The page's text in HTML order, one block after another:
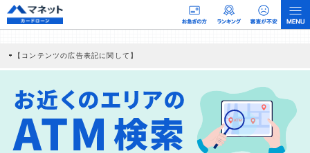
【コンテンツの広告表記に関して】
社に対して企業から紹介報酬が支払われるという収益モデルです。 ただし、特定の
商品を根拠なくPRするものではなく、当編集部の調査／ユーザーへの口コミ収集な
どに基づき、公平性を担保した情報提供を行っています。
>提携企業一覧